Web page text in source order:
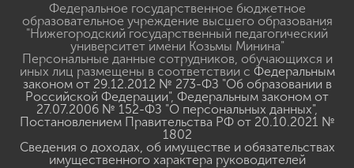
Федеральное государственное бюджетное
образовательное учреждение высшего образования
"Нижегородский государственный педагогический
университет имени Козьмы Минина"
Персональные данные сотрудников, обучающихся и
иных лиц размещены в соответствии с Федеральным
законом от 29.12.2012 № 273-ФЗ "Об образовании в
Российской Федерации", Федеральным законом от
27.07.2006 № 152-ФЗ "О персональных данных",
Постановлением Правительства РФ от 20.10.2021 №
1802
Сведения о доходах, об имуществе и обязательствах
имущественного характера руководителей